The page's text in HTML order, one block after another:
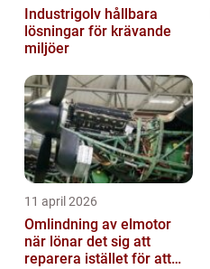
Industrigolv hållbara
lösningar för krävande
miljöer
11 april 2026
Omlindning av elmotor
när lönar det sig att
reparera istället för att